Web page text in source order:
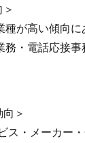
が高い傾向に
・電話応接事
＞
・メーカー・